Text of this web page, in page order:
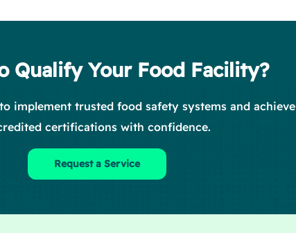
Qualify Your Food Facility?
implement trusted food safety systems and achieve
certifications with confidence.
Request a Service